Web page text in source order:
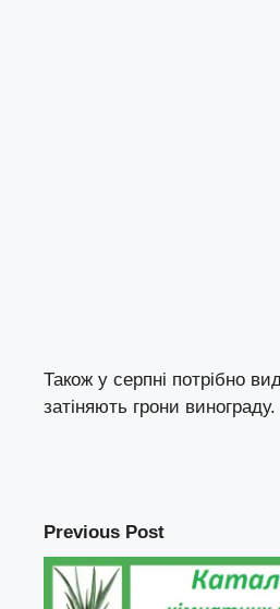
Також у серпні потрібно
затіняють грони винограду.
Previous Post